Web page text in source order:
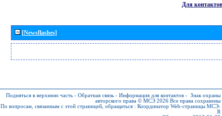
Для контактов
[Newsflashes]
Подняться в верхнюю часть - Обратная связь - Информация для контактов - Знак охраны
авторского права © МСЭ 2026 Все права сохранены
По вопросам, связанным с этой страницей, обращаться : Координатор Web-страницы МСЭ-
R